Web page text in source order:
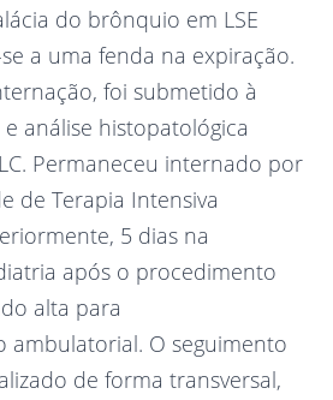
do brônquio em LSE
a uma fenda na expiração.
foi submetido à
e análise histopatológica
Permaneceu internado por
de Terapia Intensiva
5 dias na
após o procedimento
alta para
ambulatorial. O seguimento
de forma transversal,